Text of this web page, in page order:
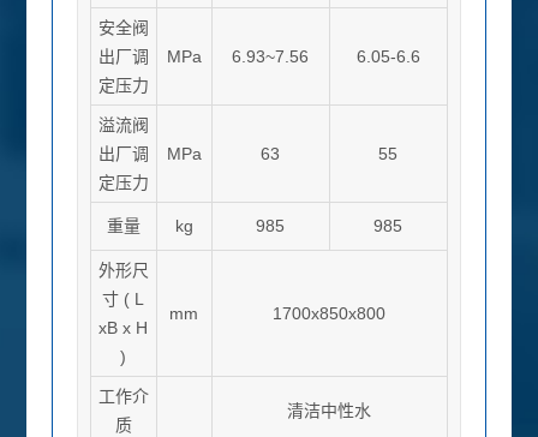
安全阀
出厂调
定压力
MPa 6 .93~7.56 6. 05-6. 6
溢流阀
出厂调
定压力
MPa 63 55
重量 kg 985 985
外形尺
寸 ( L
xB x H
)
mm 1700x850x800
工作介
质
清洁中性水